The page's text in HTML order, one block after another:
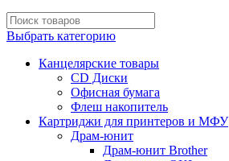
Выбрать категорию
Канцелярские товары
CD Диски
Офисная бумага
Флеш накопитель
Картриджи для принтеров и МФУ
Драм-юнит
Драм-юнит Brother